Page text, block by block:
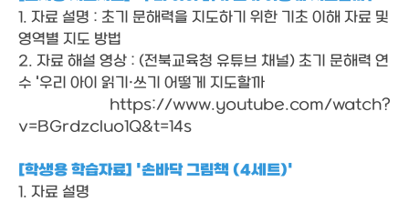
1. 자료 설명 : 초기 문해력을 지도하기 위한 기초 이해 자료 및
영역별 지도 방법
2. 자료 해설 영상 : (전북교육청 유튜브 채널) 초기 문해력 연
수 '우리 아이 읽기·쓰기 어떻게 지도할까
https://www.youtube.com/watch?
v=BGrdzcluo1Q&t=14s
[학생용 학습자료] '손바닥 그림책 (4세트)'
1. 자료 설명